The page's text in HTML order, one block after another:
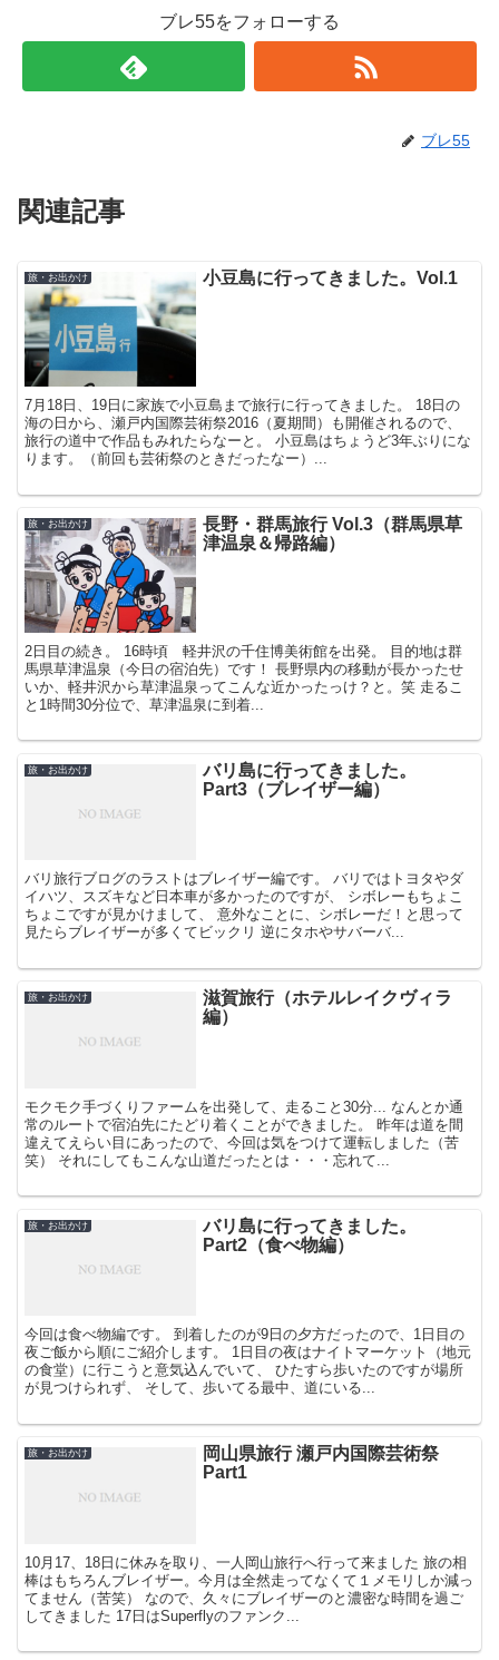
ブレ55をフォローする
ブレ55
関連記事
旅・お出かけ 小豆島に行ってきました。Vol.1
7月18日、19日に家族で小豆島まで旅行に行ってきました。 18日の
海の日から、瀬戸内国際芸術祭2016（夏期間）も開催されるので、
旅行の道中で作品もみれたらなーと。 小豆島はちょうど3年ぶりにな
ります。（前回も芸術祭のときだったなー）...
旅・お出かけ
長野・群馬旅行 Vol.3（群馬県草
津温泉＆帰路編）
2日目の続き。 16時頃 軽井沢の千住博美術館を出発。 目的地は群
馬県草津温泉（今日の宿泊先）です！ 長野県内の移動が長かったせ
いか、軽井沢から草津温泉ってこんな近かったっけ？と。笑 走るこ
と1時間30分位で、草津温泉に到着...
旅・お出かけ
バリ島に行ってきました。
Part3（ブレイザー編）
バリ旅行ブログのラストはブレイザー編です。 バリではトヨタやダ
イハツ、スズキなど日本車が多かったのですが、 シボレーもちょこ
ちょこですが見かけまして、 意外なことに、シボレーだ！と思って
見たらブレイザーが多くてビックリ 逆にタホやサバーバ...
旅・お出かけ
滋賀旅行（ホテルレイクヴィラ
編）
モクモク手づくりファームを出発して、走ること30分... なんとか通
常のルートで宿泊先にたどり着くことができました。 昨年は道を間
違えてえらい目にあったので、今回は気をつけて運転しました（苦
笑） それにしてもこんな山道だったとは・・・忘れて...
旅・お出かけ
バリ島に行ってきました。
Part2（食べ物編）
今回は食べ物編です。 到着したのが9日の夕方だったので、1日目の
夜ご飯から順にご紹介します。 1日目の夜はナイトマーケット（地元
の食堂）に行こうと意気込んでいて、 ひたすら歩いたのですが場所
が見つけられず、 そして、歩いてる最中、道にいる...
旅・お出かけ
岡山県旅行 瀬戸内国際芸術祭
Part1
10月17、18日に休みを取り、一人岡山旅行へ行って来ました 旅の相
棒はもちろんブレイザー。今月は全然走ってなくて１メモリしか減っ
てません（苦笑） なので、久々にブレイザーのと濃密な時間を過ご
してきました 17日はSuperflyのファンク...